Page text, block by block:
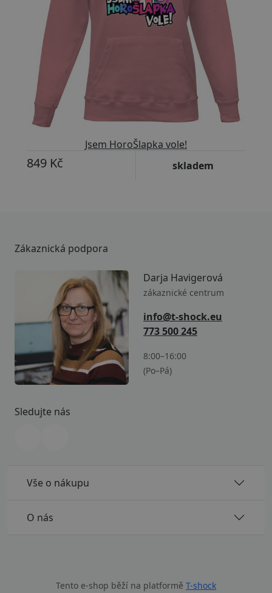
Jsem HoroŠlapka vole!
849 Kč skladem
Vše o nákupu
O nás
Zákaznická podpora
Darja Havigerová
zákaznické centrum
info@t-shock.eu
773 500 245
8:00–16:00
(Po–Pá)
Sledujte nás
Tento e-shop běží na platformě T-shock